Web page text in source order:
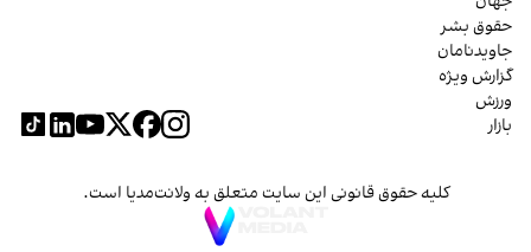
حقوق بشر
جاویدنامان
گزارش ویژه
ورزش
بازار
کلیه حقوق قانونی این سایت متعلق به ولانت‌مدیا است.